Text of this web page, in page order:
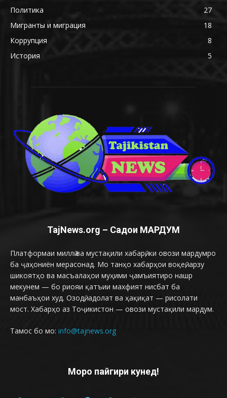
Политика
27
Мигранты и миграция
18
Коррупция
8
История
5
TajNews.org – Садои МАРДУМ
Платформаи миллӣ ва мустақили хабарӣ, ки овози мардумро
ба ҷаҳониён мерасонад. Мо танҳо хабарҳои воқеӣ, арзу
шикоятҳо ва масъалаҳои муҳими ҷамъиятиро нашр
мекунем — бо риояи қатъии махфият нисбат ба
манбаъҳои худ. Озодӣ, адолат ва ҳақиқат — рисолати
мост. Хабарҳо аз Тоҷикистон — овози мустақили мардум.
Тамос бо мо: info@tajnews.org
Моро пайгири кунед!